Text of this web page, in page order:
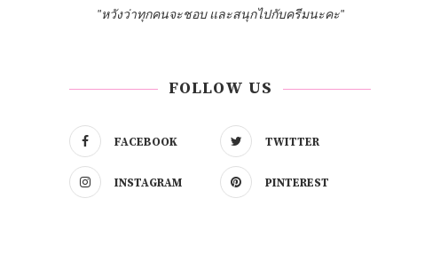
"หวังว่าทุกคนจะชอบ และสนุกไปกับครีมนะคะ"
FOLLOW US
FACEBOOK TWITTER
INSTAGRAM PINTEREST